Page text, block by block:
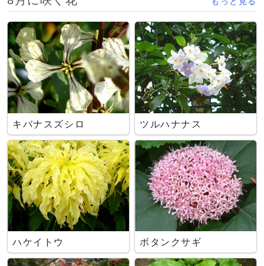
キバナスズシロ ツルハナナス
ハケイトウ ボタンクサギ